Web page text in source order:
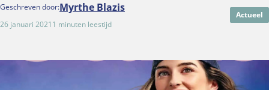
Geschreven door:Myrthe Blazis
26 januari 20211 minuten leestijd
Actueel